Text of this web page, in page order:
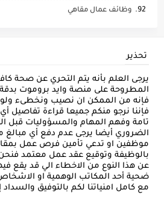
وظائف عمال مقاهي
تحذير
يرجى العلم بأنه يتم التحري عن صحة
المطروحة على منصة وايد بروموت
فإنه من الممكن ان نصيب ونخطىء ولو
فإننا نرجو منكم جميعا قراءة تفاصيل
تامة وفهم المهام والمسؤوليات قبل
الضروري أيضا يرجى عدم دفع أي مبالغ
موظفين او تدعي تأمين فرص عمل
بالوظيفة وتوقيع عقد عمل معتمد
عن هذا النوع من الاخطاء الي قد يقع
ضحية أحد المكاتب الوهمية او
مع كامل امنياتنا لكم بالتوفيق